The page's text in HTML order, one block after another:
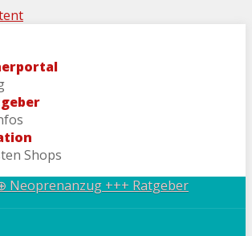
Shops
Neoprenanzug +++ Ratgeber